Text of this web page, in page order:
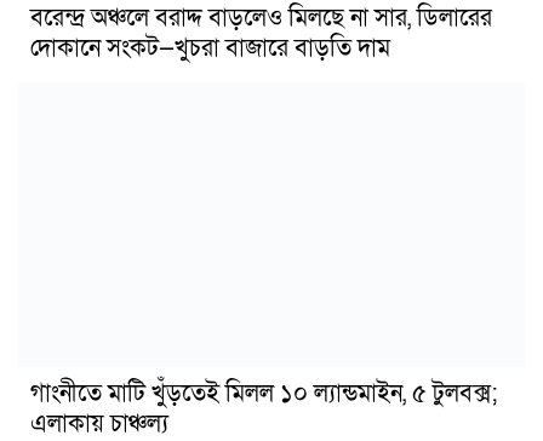
বরেন্দ্র অঞ্চলে বরাদ্দ বাড়লেও মিলছে না সার, ডিলারের
দোকানে সংকট—খুচরা বাজারে বাড়তি দাম
গাংনীতে মাটি খুঁড়তেই মিলল ১০ ল্যান্ডমাইন, ৫ টুলবক্স;
এলাকায় চাঞ্চল্য